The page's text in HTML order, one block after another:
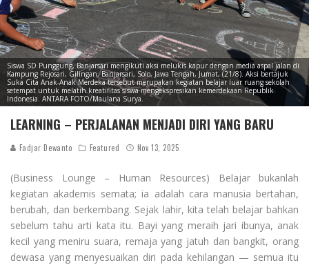
Siswa SD Punggung, Banjarsari mengikuti aksi melukis kapur dengan media aspal jalan di
Kampung Rejosari, Gilingan, Banjarsari, Solo, Jawa Tengah, Jumat, (21/8). Aksi bertajuk
Suka Cita Anak-Anak Merdeka tersebut merupakan kegiatan belajar luar ruang sekolah
setempat untuk melatih kreatifitas siswa mengekspresikan kemerdekaan Republik
Indonesia. ANTARA FOTO/Maulana Surya.
LEARNING – PERJALANAN MENJADI DIRI YANG BARU
Fadjar Dewanto Featured Nov 13, 2025
(Business Lounge – Human Resources) Belajar bukanlah
kegiatan akademis semata; ia adalah cara manusia bertahan,
berubah, dan berkembang. Sejak lahir, kita telah belajar bahkan
sebelum tahu arti kata itu. Bayi yang meraih jari ibunya, anak
kecil yang meniru suara, remaja yang jatuh dan bangkit, orang
dewasa yang menyesuaikan diri pada kehilangan — semua itu